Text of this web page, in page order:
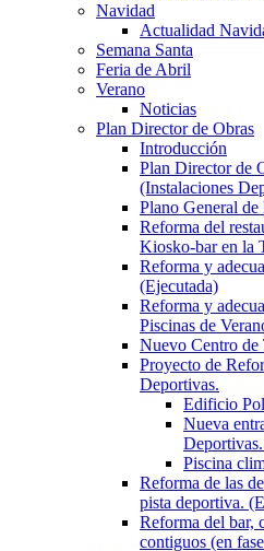
Navidad
Actualidad
Semana Santa
Feria de Abril
Verano
Noticias
Plan Director de Obras
Introducción
Plan Director de
(Instalaciones
Plano General
Reforma del
Kiosko-bar en la
Reforma y
(Ejecutada)
Reforma y
Piscinas de
Nuevo Centro de
Proyecto de
Deportivas.
Edificio
Nueva
Piscina
Reforma de las
pista deportiva.
Reforma del bar,
contiguos (en